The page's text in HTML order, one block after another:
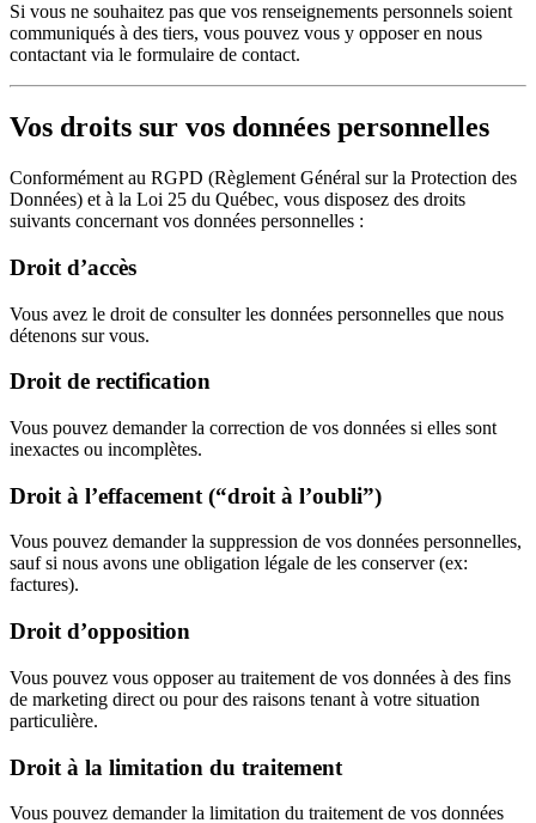
Si vous ne souhaitez pas que vos renseignements personnels soient
communiqués à des tiers, vous pouvez vous y opposer en nous
contactant via le formulaire de contact.
Vos droits sur vos données personnelles
Conformément au RGPD (Règlement Général sur la Protection des
Données) et à la Loi 25 du Québec, vous disposez des droits
suivants concernant vos données personnelles :
Droit d’accès
Vous avez le droit de consulter les données personnelles que nous
détenons sur vous.
Droit de rectification
Vous pouvez demander la correction de vos données si elles sont
inexactes ou incomplètes.
Droit à l’effacement (“droit à l’oubli”)
Vous pouvez demander la suppression de vos données personnelles,
sauf si nous avons une obligation légale de les conserver (ex:
factures).
Droit d’opposition
Vous pouvez vous opposer au traitement de vos données à des fins
de marketing direct ou pour des raisons tenant à votre situation
particulière.
Droit à la limitation du traitement
Vous pouvez demander la limitation du traitement de vos données